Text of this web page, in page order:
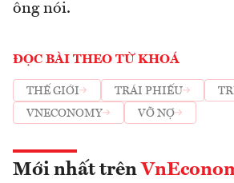
ông nói.
ĐỌC BÀI THEO TỪ KHOÁ
THẾ GIỚI TRÁI PHIẾU
VNECONOMY
VỠ NỢ
Mới nhất trên